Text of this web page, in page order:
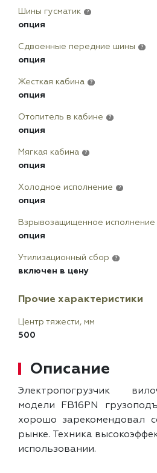
Шины гусматик ?
опция
Сдвоенные передние шины ?
опция
Жесткая кабина ?
опция
Отопитель в кабине ?
опция
Мягкая кабина ?
опция
Холодное исполнение ?
опция
Взрывозащищенное исполнение
опция
Утилизационный сбор ?
включен в цену
Прочие характеристики
Центр тяжести, мм
500
Описание
Электропогрузчик
модели FB16PN
хорошо зарекомендовал
рынке. Техника
использовании.